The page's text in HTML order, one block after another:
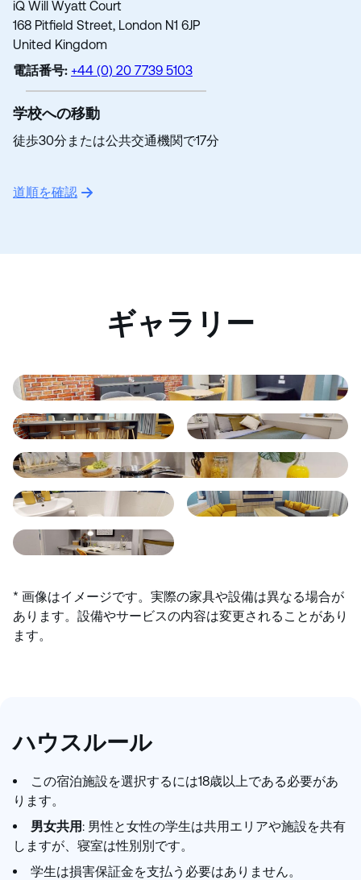
道順を確認
iQ Will Wyatt Court
168 Pitfield Street, London N1 6JP
United Kingdom
電話番号: +44 (0) 20 7739 5103
学校への移動
徒歩30分または公共交通機関で17分
ギャラリー
* 画像はイメージです。実際の家具や設備は異なる場合が
あります。設備やサービスの内容は変更されることがあり
ます。
ハウスルール
この宿泊施設を選択するには18歳以上である必要があ
ります。
男女共用: 男性と女性の学生は共用エリアや施設を共有
しますが、寝室は性別別です。
学生は損害保証金を支払う必要はありません。